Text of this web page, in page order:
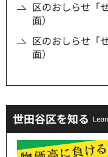
区のおしらせ「
面）
区のおしらせ「
面）
世田谷区を知る